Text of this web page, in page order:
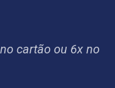
cartão ou 6x no